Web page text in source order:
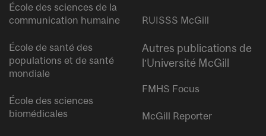
École des sciences de la
communication humaine
École de santé des
populations et de santé
mondiale
École des sciences
biomédicales
RUISSS McGill
Autres publications de
l’Université McGill
FMHS Focus
McGill Reporter